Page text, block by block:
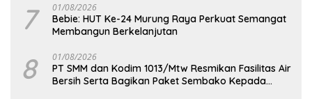
7 01/08/2026
Bebie: HUT Ke-24 Murung Raya Perkuat Semangat
Membangun Berkelanjutan
8 01/08/2026
PT SMM dan Kodim 1013/Mtw Resmikan Fasilitas Air
Bersih Serta Bagikan Paket Sembako Kepada